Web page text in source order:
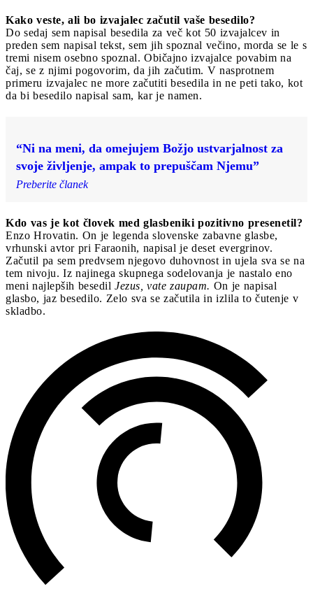
Kako veste, ali bo izvajalec začutil vaše besedilo?
Do sedaj sem napisal besedila za več kot 50 izvajalcev in
preden sem napisal tekst, sem jih spoznal večino, morda se le s
tremi nisem osebno spoznal. Običajno izvajalce povabim na
čaj, se z njimi pogovorim, da jih začutim. V nasprotnem
primeru izvajalec ne more začutiti besedila in ne peti tako, kot
da bi besedilo napisal sam, kar je namen.
“Ni na meni, da omejujem Božjo ustvarjalnost za
svoje življenje, ampak to prepuščam Njemu”
Preberite članek
Kdo vas je kot človek med glasbeniki pozitivno presenetil?
Enzo Hrovatin. On je legenda slovenske zabavne glasbe,
vrhunski avtor pri Faraonih, napisal je deset evergrinov.
Začutil pa sem predvsem njegovo duhovnost in ujela sva se na
tem nivoju. Iz najinega skupnega sodelovanja je nastalo eno
meni najlepših besedil Jezus, vate zaupam. On je napisal
glasbo, jaz besedilo. Zelo sva se začutila in izlila to čutenje v
skladbo.